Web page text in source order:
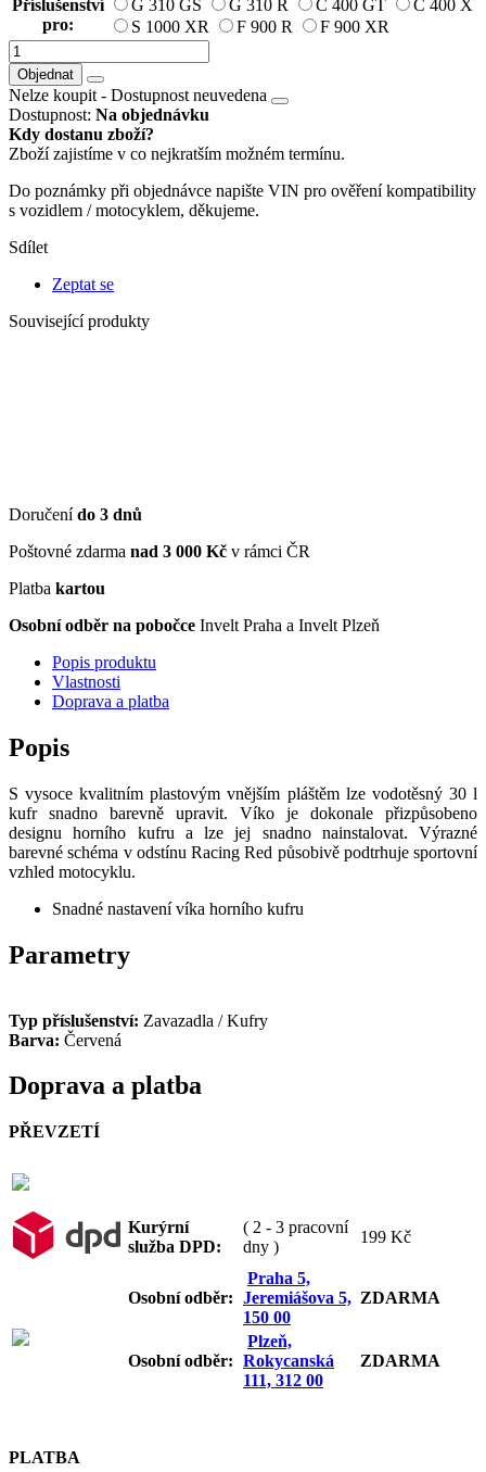
Příslušenství
pro:
G 310 GS G 310 R C 400 GT
C 400 X
S 1000 XR
F 900 R F 900 XR
Objednat
Nelze koupit - Dostupnost neuvedena
Dostupnost: Na objednávku
Kdy dostanu zboží?
Zboží zajistíme v co nejkratším možném termínu.
Do poznámky při objednávce napište VIN pro ověření kompatibility
s vozidlem / motocyklem, děkujeme.
Sdílet
Zeptat se
Související produkty
Doručenído 3 dnů
Poštovné zdarma nad 3 000 Kč v rámci ČR
Platba kartou
Osobní odběr na pobočce Invelt Praha a Invelt Plzeň
Popis produktu
Vlastnosti
Doprava a platba
Popis
S vysoce kvalitním plastovým vnějším pláštěm lze vodotěsný 30 l
kufr snadno barevně upravit. Víko je dokonale přizpůsobeno
designu horního kufru a lze jej snadno nainstalovat. Výrazné
barevné schéma v odstínu Racing Red působivě podtrhuje sportovní
vzhled motocyklu.
Snadné nastavení víka horního kufru
Parametry
Typ příslušenství: Zavazadla / Kufry
Barva: Červená
Doprava a platba
PŘEVZETÍ
Kurýrní
služba DPD:
( 2 - 3 pracovní
dny )
199 Kč
Osobní odběr:
Praha 5,
Jeremiášova 5,
150 00
ZDARMA
Osobní odběr:
Plzeň,
Rokycanská
111, 312 00
ZDARMA
PLATBA